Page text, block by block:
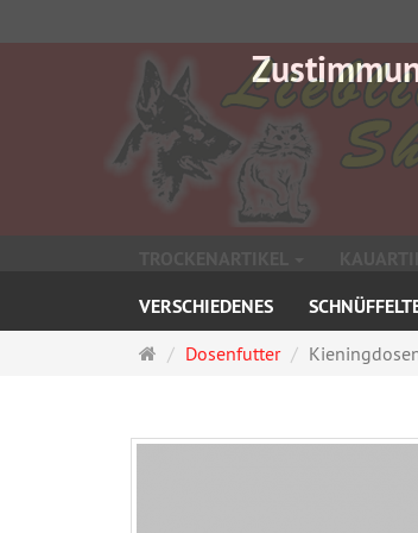
VERSCHIEDENES
Startseite
Dosenfutter